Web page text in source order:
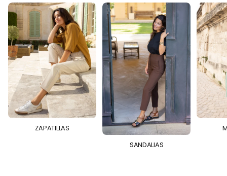
ZAPATILLAS
SANDALIAS